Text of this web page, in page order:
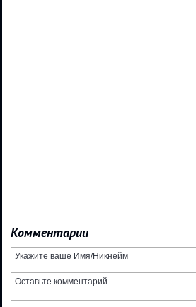
Комментарии